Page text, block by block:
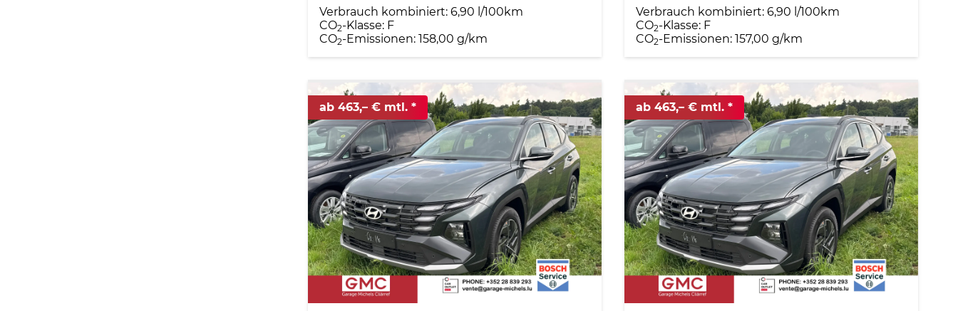
Verbrauch kombiniert: 6,90 l/100km
CO2-Klasse: F
CO2-Emissionen: 158,00 g/km
Verbrauch kombiniert: 6,90 l/100km
CO2-Klasse: F
CO2-Emissionen: 157,00 g/km
ab 463,– € mtl. ab 463,– € mtl.